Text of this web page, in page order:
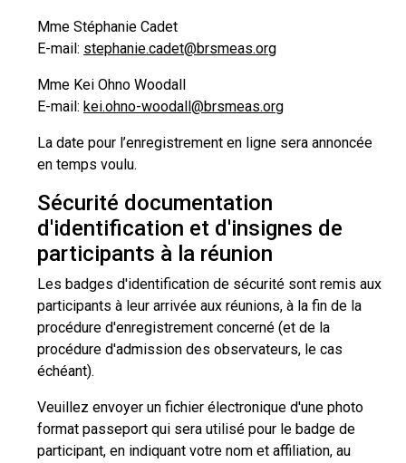
Mme Stéphanie Cadet
E-mail: stephanie.cadet@brsmeas.org
Mme Kei Ohno Woodall
E-mail: kei.ohno-woodall@brsmeas.org
La date pour l’enregistrement en ligne sera annoncée
en temps voulu.
Sécurité documentation
d'identification et d'insignes de
participants à la réunion
Les badges d'identification de sécurité sont remis aux
participants à leur arrivée aux réunions, à la fin de la
procédure d'enregistrement concerné (et de la
procédure d'admission des observateurs, le cas
échéant).
Veuillez envoyer un fichier électronique d'une photo
format passeport qui sera utilisé pour le badge de
participant, en indiquant votre nom et affiliation, au